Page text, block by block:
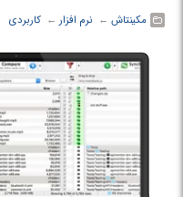
مکینتاش ← ‏ نرم افزار ← ‏ کاربردی